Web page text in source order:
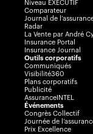
Niveau EXÉCUTIF
Comparateur
Journal de
Radar
La Vente par André
Insurance Portal
Insurance Journal
Outils corporatifs
Communiqués
Visibilité360
Plans corporatifs
Publicité
AssuranceINTEL
Événements
Congrès Collectif
Journée de
Prix Excellence